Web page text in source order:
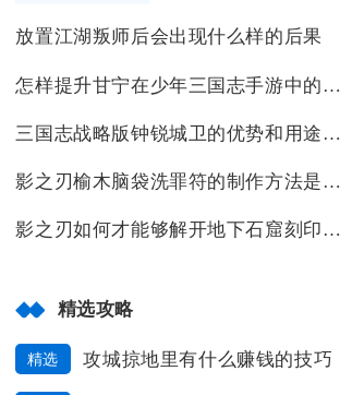
放置江湖叛师后会出现什么样的后果
怎样提升甘宁在少年三国志手游中的技能等级
三国志战略版钟锐城卫的优势和用途是什么
影之刃榆木脑袋洗罪符的制作方法是什么
影之刃如何才能够解开地下石窟刻印的封印
精选攻略
精选 攻城掠地里有什么赚钱的技巧